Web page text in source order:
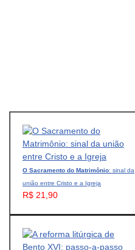
O Sacramento do Matrimônio: sinal da
união entre Cristo e a Igreja
R$ 21,90